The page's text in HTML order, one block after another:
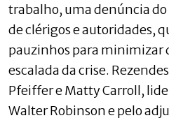
trabalho, uma denúncia
de clérigos e autoridades,
pauzinhos para minimizar
escalada da crise.
Pfeiffer e Matty Carroll,
Walter Robinson e pelo